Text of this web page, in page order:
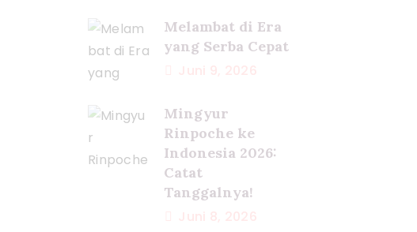
Melambat di Era
yang Serba Cepat
Mingyur
Rinpoche ke
Indonesia 2026:
Catat
Tanggalnya!